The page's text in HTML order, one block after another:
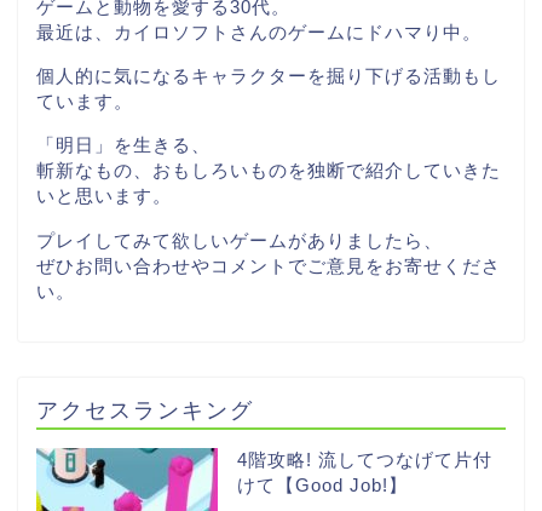
ゲームと動物を愛する30代。
最近は、カイロソフトさんのゲームにドハマり中。
個人的に気になるキャラクターを掘り下げる活動もし
ています。
「明日」を生きる、
斬新なもの、おもしろいものを独断で紹介していきた
いと思います。
プレイしてみて欲しいゲームがありましたら、
ぜひお問い合わせやコメントでご意見をお寄せくださ
い。
アクセスランキング
4階攻略! 流してつなげて片付
けて【Good Job!】